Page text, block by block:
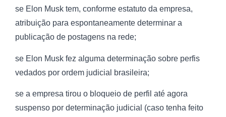
se Elon Musk tem, conforme estatuto da empresa,
atribuição para espontaneamente determinar a
publicação de postagens na rede;
se Elon Musk fez alguma determinação sobre perfis
vedados por ordem judicial brasileira;
se a empresa tirou o bloqueio de perfil até agora
suspenso por determinação judicial (caso tenha feito